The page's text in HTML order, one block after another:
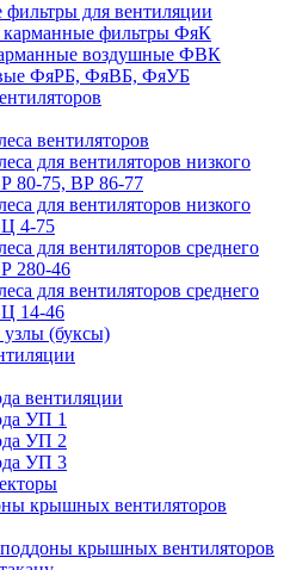
для вентиляции
карманные фильтры ФяК
воздушные ФВК
ФяРБ, ФяВБ, ФяУБ
вентиляторов
для вентиляторов низкого
80-75, ВР 86-77
для вентиляторов низкого
4-75
для вентиляторов среднего
280-46
для вентиляторов среднего
14-46
(буксы)
вентиляции
УП 1
УП 2
УП 3
крышных вентиляторов
крышных вентиляторов